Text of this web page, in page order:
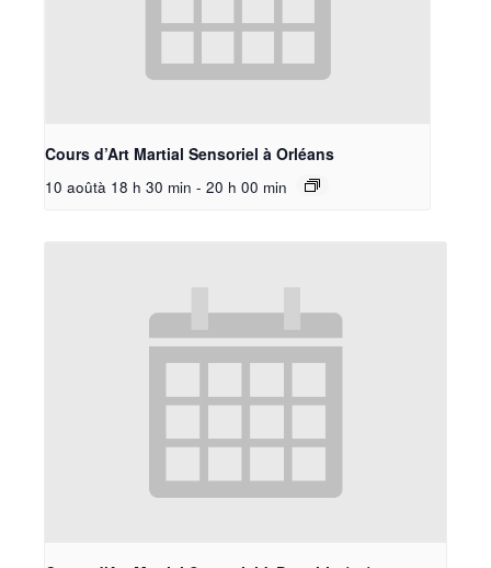
Cours d’Art Martial Sensoriel à Orléans
10 aoûtà 18 h 30 min - 20 h 00 min